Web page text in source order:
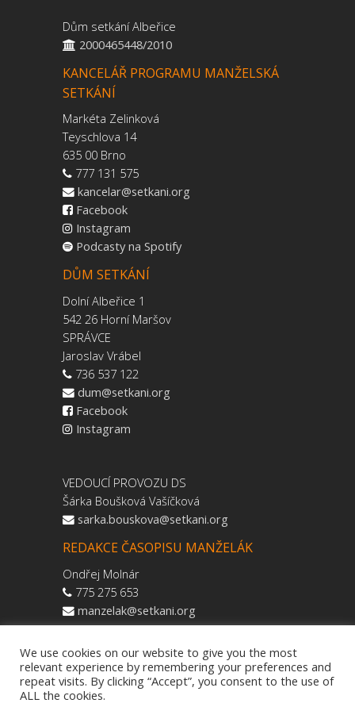
Dům setkání Albeřice
2000465448/2010
KANCELÁŘ PROGRAMU MANŽELSKÁ
SETKÁNÍ
Markéta Zelinková
Teyschlova 14
635 00 Brno
777 131 575
kancelar@setkani.org
Facebook
Instagram
Podcasty na Spotify
DŮM SETKÁNÍ
Dolní Albeřice 1
542 26 Horní Maršov
SPRÁVCE
Jaroslav Vrábel
736 537 122
dum@setkani.org
Facebook
Instagram
VEDOUCÍ PROVOZU DS
Šárka Boušková Vašíčková
sarka.bouskova@setkani.org
REDAKCE ČASOPISU MANŽELÁK
Ondřej Molnár
775 275 653
manzelak@setkani.org
We use cookies on our website to give you the most
relevant experience by remembering your preferences and
repeat visits. By clicking “Accept”, you consent to the use of
ALL the cookies.